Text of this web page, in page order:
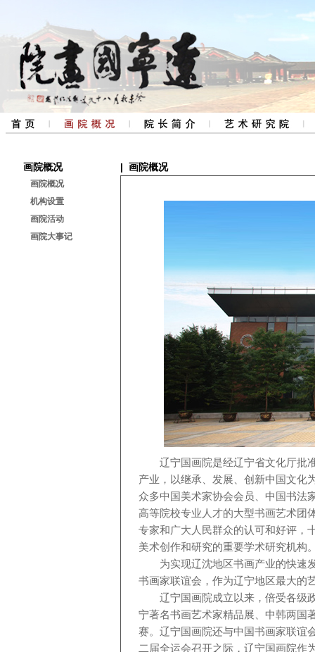
画院概况 | 画院概况
画院概况
机构设置
画院活动
画院大事记
辽宁国画院是经辽宁省文化厅批
产业，以继承、发展、创新中国文化
众多中国美术家协会会员 、中国书法
高等院校专业人才的大型书画艺术团
专家和广大人民群众的认可和好评，
美术创作和研究的重要学术研究机构
为实现辽沈地区书画产业的快速
书画家联谊会， 作为辽宁地区最大的
辽宁国画院成立以来，倍受各级
宁著名书画艺术家精品展、中韩两国
赛。 辽宁国画院还与中国书画家联谊
二届全运会召开之际，辽宁国画院作